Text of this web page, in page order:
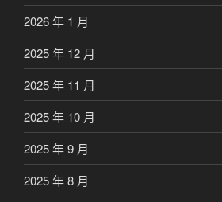
2026 年 1 月
2025 年 12 月
2025 年 11 月
2025 年 10 月
2025 年 9 月
2025 年 8 月